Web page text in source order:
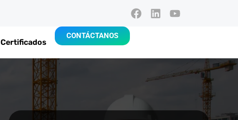
Certificados
CONTÁCTANOS